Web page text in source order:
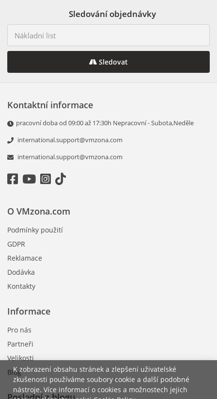
K zobrazení obsahu stránek a zlepšení uživatelské
zkušenosti používáme soubory cookie a další podobné
nástroje. Více informací o cookies a možnostech jejich
Sledování objednávky
Sledovat
Kontaktní informace
pracovní doba od 09:00 až 17:30h Nepracovní - Subota,Neděle
international.support@vmzona.com
international.support@vmzona.com
Informace
Pro nás
Partneři
Velikosti
Blog
O VMzona.com
Podmínky použití
GDPR
Reklamace
Dodávka
Kontakty